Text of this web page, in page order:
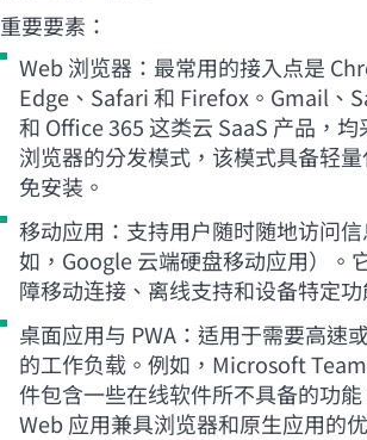
重要要素：
Web 浏览器：最常用的接入点是
Edge、Safari 和 Firefox。Gmail、
和 Office 365 这类云 SaaS 产品，均
浏览器的分发模式，该模式具备轻量
免安装。
移动应用：支持用户随时随地访问
如，Google 云端硬盘移动应用）。
障移动连接、离线支持和设备特定功
桌面应用与 PWA：适用于需要高速
的工作负载。例如，Microsoft
件包含一些在线软件所不具备的功
Web 应用兼具浏览器和原生应用的